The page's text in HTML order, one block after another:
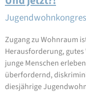
Zugang zu Wohnraum
Herausforderung,
junge Menschen
überfordernd,
diesjährige